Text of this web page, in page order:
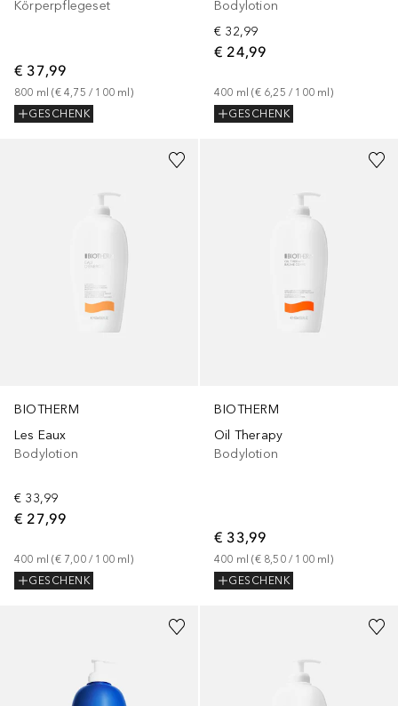
Körperpflegeset
€ 37,99
800 ml (€ 4,75 / 100 ml)
GESCHENK
Bodylotion
€ 32,99
€ 24,99
400 ml (€ 6,25 / 100 ml)
GESCHENK
BIOTHERM
Les Eaux
Bodylotion
€ 33,99
€ 27,99
400 ml (€ 7,00 / 100 ml )
GESCHENK
BIOTHERM
Oil Therapy
Bodylotion
€ 33,99
400 ml (€ 8,50 / 100 ml )
GESCHENK